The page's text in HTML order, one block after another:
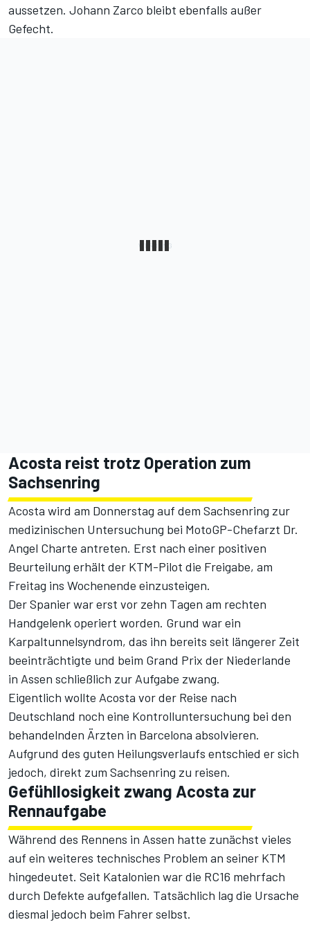
aussetzen. Johann Zarco bleibt ebenfalls außer
Gefecht.
Acosta reist trotz Operation zum
Sachsenring
Acosta wird am Donnerstag auf dem Sachsenring zur
medizinischen Untersuchung bei MotoGP-Chefarzt Dr.
Angel Charte antreten. Erst nach einer positiven
Beurteilung erhält der KTM-Pilot die Freigabe, am
Freitag ins Wochenende einzusteigen.
Der Spanier war erst vor zehn Tagen am rechten
Handgelenk operiert worden. Grund war ein
Karpaltunnelsyndrom, das ihn bereits seit längerer Zeit
beeinträchtigte und beim Grand Prix der Niederlande
in Assen schließlich zur Aufgabe zwang.
Eigentlich wollte Acosta vor der Reise nach
Deutschland noch eine Kontrolluntersuchung bei den
behandelnden Ärzten in Barcelona absolvieren.
Aufgrund des guten Heilungsverlaufs entschied er sich
jedoch, direkt zum Sachsenring zu reisen.
Gefühllosigkeit zwang Acosta zur
Rennaufgabe
Während des Rennens in Assen hatte zunächst vieles
auf ein weiteres technisches Problem an seiner KTM
hingedeutet. Seit Katalonien war die RC16 mehrfach
durch Defekte aufgefallen. Tatsächlich lag die Ursache
diesmal jedoch beim Fahrer selbst.